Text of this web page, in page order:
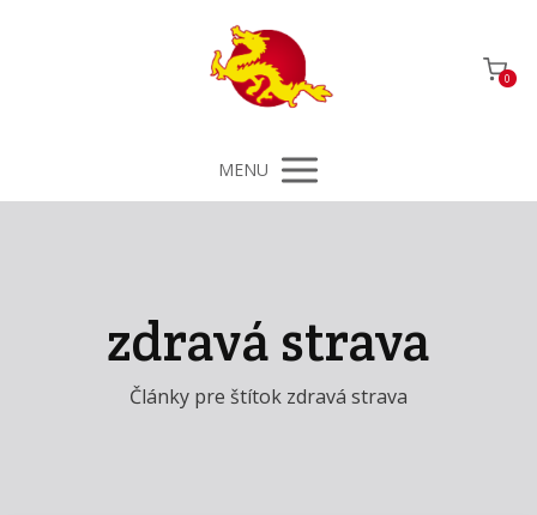
0
MENU
zdravá strava
Články pre štítok zdravá strava